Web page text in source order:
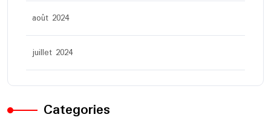
août 2024
juillet 2024
Categories